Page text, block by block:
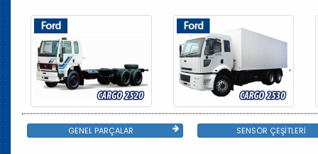
GENEL PARÇALAR SENSÖR ÇEŞİTLERİ